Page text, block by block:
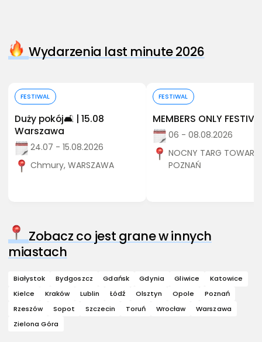
Wydarzenia last minute 2026
FESTIWAL
Duży pokój🛋️ | 15.08
Warszawa
24.07 - 15.08.2026
Chmury, WARSZAWA
FESTIWAL
MEMBERS ONLY
06 - 08.08.2026
NOCNY TARG
POZNAŃ
Zobacz co jest grane w innych
miastach
Białystok Bydgoszcz Gdańsk Gdynia Gliwice
Katowice
Kielce
Kraków Lublin Łódź Olsztyn Opole
Poznań
Rzeszów
Sopot Szczecin Toruń Wrocław
Warszawa
Zielona Góra